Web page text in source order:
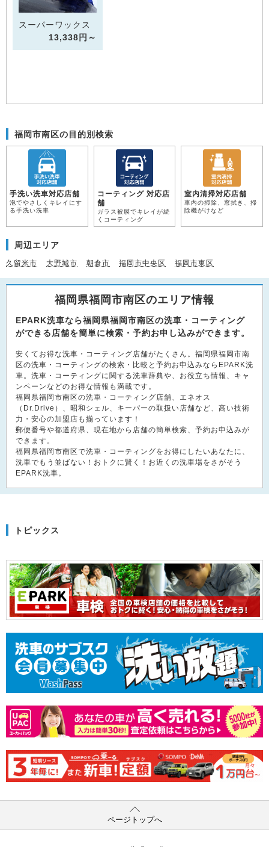
スーパーワックス
13,338円～
福岡市南区の目的別検索
手洗い洗車対応店舗
泡でやさしくキレイにす
る手洗い洗車
コーティング 対応店
舗
ガラス被膜でキレイが続
くコーティング
室内清掃対応店舗
車内の掃除、窓拭き、掃
除機がけなど
周辺エリア
久留米市 大野城市 朝倉市 福岡市中央区 福岡市東区
福岡県福岡市南区のエリア情報
EPARK洗車なら福岡県福岡市南区の洗車・コーティング
ができる店舗を簡単に検索・予約お申し込みができます。
安くてお得な洗車・コーティング店舗がたくさん。福岡県福岡市南
区の洗車・コーティングの検索・比較と予約お申込みならEPARK洗
車。洗車・コーティングに関する洗車辞典や、お役立ち情報、キャ
ンペーンなどのお得な情報も満載です。
福岡県福岡市南区の洗車・コーティング店舗、エネオス
（Dr.Drive）、昭和シェル、キーパーの取扱い店舗など、高い技術
力・安心の加盟店も揃っています！
郵便番号や都道府県、現在地から店舗の簡単検索、予約お申込みが
できます。
福岡県福岡市南区で洗車・コーティングをお得にしたいあなたに、
洗車でもう並ばない！おトクに賢く！お近くの洗車場をさがそう
EPARK洗車。
トピックス
ページトップへ